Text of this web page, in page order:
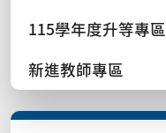
115學年度升等專區
新進教師專區